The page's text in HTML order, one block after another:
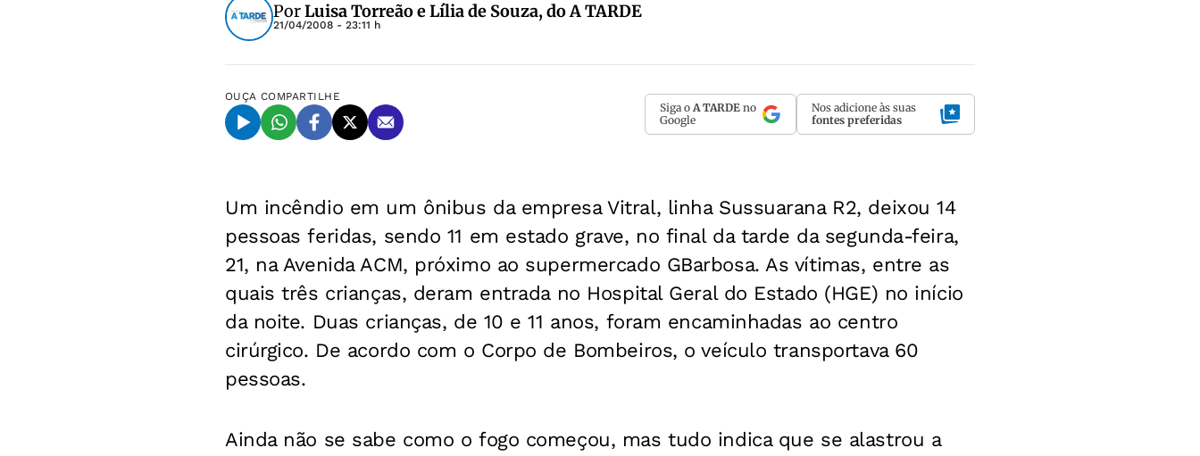
PorLuisa Torreão e Lília de Souza, do A TARDE
21/04/2008 - 23:11 h
OUÇA COMPARTILHE
Siga o A TARDE no
Google
Nos adicione às suas
fontes preferidas
Um incêndio em um ônibus da empresa Vitral, linha Sussuarana R2, deixou 14
pessoas feridas, sendo 11 em estado grave, no final da tarde da segunda-feira,
21, na Avenida ACM, próximo ao supermercado GBarbosa. As vítimas, entre as
quais três crianças, deram entrada no Hospital Geral do Estado (HGE) no início
da noite. Duas crianças, de 10 e 11 anos, foram encaminhadas ao centro
cirúrgico. De acordo com o Corpo de Bombeiros, o veículo transportava 60
pessoas.
Ainda não se sabe como o fogo começou, mas tudo indica que se alastrou a